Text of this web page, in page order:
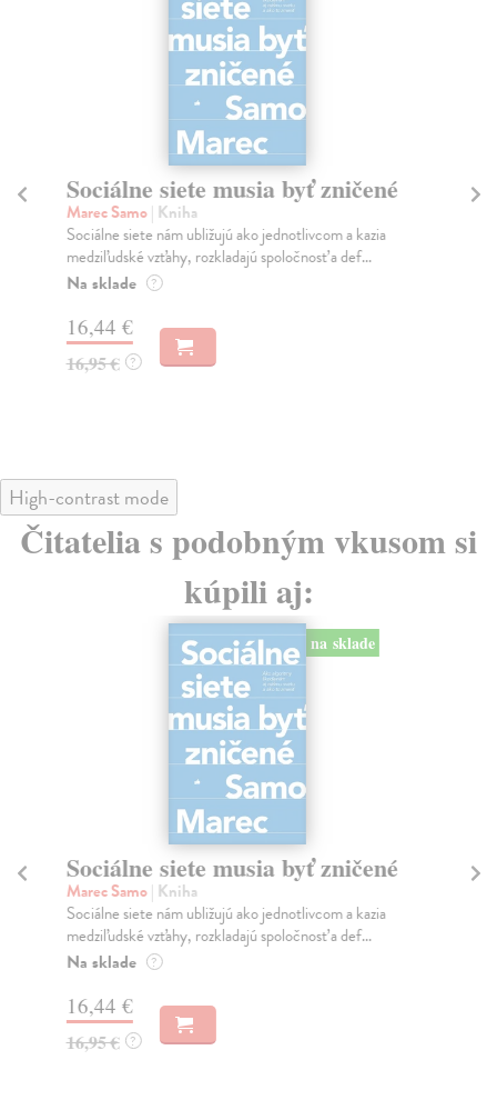
Sociálne siete musia byť zničené
Marec Samo| Kniha
Sociálne siete nám ubližujú ako jednotlivcom a kazia
medziľudské vzťahy, rozkladajú spoločnosť a def...
Na sklade ?
16,44 €
16,95 € ?
High-contrast mode
Čitatelia s podobným vkusom si
kúpili aj:
na sklade
Sociálne siete musia byť zničené
Marec Samo| Kniha
Sociálne siete nám ubližujú ako jednotlivcom a kazia
medziľudské vzťahy, rozkladajú spoločnosť a def...
Na sklade ?
16,44 €
16,95 € ?